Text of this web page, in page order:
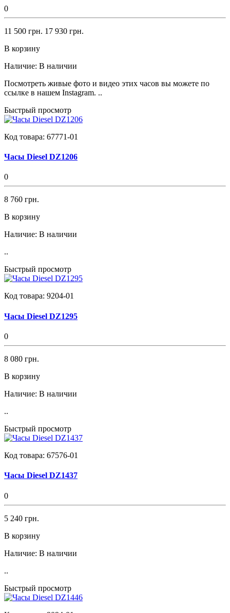
0
11 500 грн. 17 930 грн.
В корзину
Наличие: В наличии
Посмотреть живые фото и видео этих часов вы можете по
ссылке в нашем Instagram. ..
Быстрый просмотр
Код товара: 67771-01
Часы Diesel DZ1206
0
8 760 грн.
В корзину
Наличие: В наличии
..
Быстрый просмотр
Код товара: 9204-01
Часы Diesel DZ1295
0
8 080 грн.
В корзину
Наличие: В наличии
..
Быстрый просмотр
Код товара: 67576-01
Часы Diesel DZ1437
0
5 240 грн.
В корзину
Наличие: В наличии
..
Быстрый просмотр